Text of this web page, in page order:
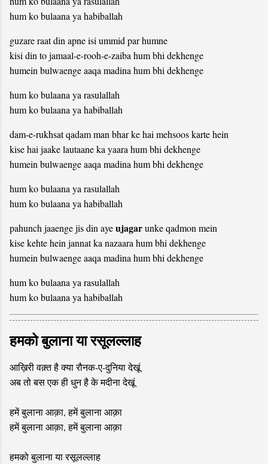
hum ko bulaana ya habiballah
guzare raat din apne isi ummid par humne
kisi din to jamaal-e-rooh-e-zaiba hum bhi dekhenge
humein bulwaenge aaqa madina hum bhi dekhenge
hum ko bulaana ya rasulallah
hum ko bulaana ya habiballah
dam-e-rukhsat qadam man bhar ke hai mehsoos karte hein
kise hai jaake lautaane ka yaara hum bhi dekhenge
humein bulwaenge aaqa madina hum bhi dekhenge
hum ko bulaana ya rasulallah
hum ko bulaana ya habiballah
pahunch jaaenge jis din ayeujagarunke qadmon mein
kise kehte hein jannat ka nazaara hum bhi dekhenge
humein bulwaenge aaqa madina hum bhi dekhenge
hum ko bulaana ya rasulallah
hum ko bulaana ya habiballah
हमको बुलाना या रसूलल्लाह
आख़िरी वक़्त है क्या रौनक-ए-दुनिया देखूं
अब तो बस एक ही धुन है के मदीना देखूं
हमें बुलाना आक़ा, हमें बुलाना आक़ा
हमें बुलाना आक़ा, हमें बुलाना आक़ा
हमको बुलाना या रसूलल्लाह